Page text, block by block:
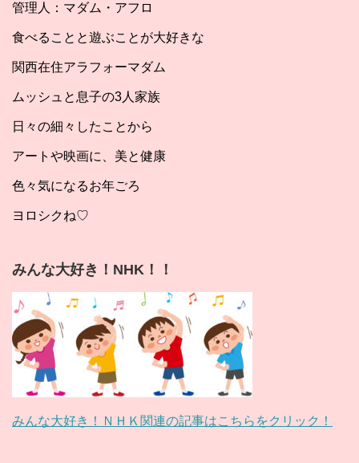
管理人：マダム・アフロ
食べることと遊ぶことが大好きな
関西在住アラフォーマダム
ムッシュと息子の3人家族
日々の細々したことから
アートや映画に、美と健康
色々気になるお年ごろ
ヨロシクね♡
みんな大好き！NHK！！
みんな大好き！ＮＨＫ関連の記事はこちらをクリック！